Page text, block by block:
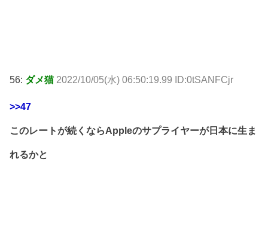
56: ダメ猫 2022/10/05(水) 06:50:19.99 ID:0tSANFCjr
>>47
このレートが続くならAppleのサプライヤーが日本に生ま
れるかと